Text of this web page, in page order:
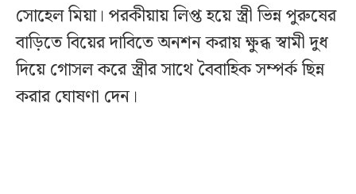
সোহেল মিয়া। পরকীয়ায় লিপ্ত হয়ে স্ত্রী ভিন্ন পুরুষের
বাড়িতে বিয়ের দাবিতে অনশন করায় ক্ষুব্ধ স্বামী দুধ
দিয়ে গোসল করে স্ত্রীর সাথে বৈবাহিক সম্পর্ক ছিন্ন
করার ঘোষণা দেন।